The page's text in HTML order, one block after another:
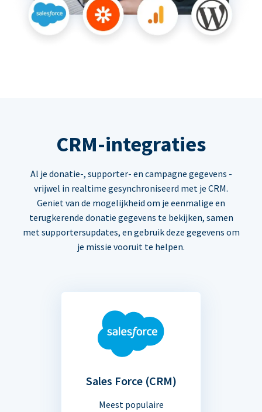
CRM-integraties
Al je donatie-, supporter- en campagne gegevens -
vrijwel in realtime gesynchroniseerd met je CRM.
Geniet van de mogelijkheid om je eenmalige en
terugkerende donatie gegevens te bekijken, samen
met supportersupdates, en gebruik deze gegevens om
je missie vooruit te helpen.
Sales Force (CRM)
Meest populaire